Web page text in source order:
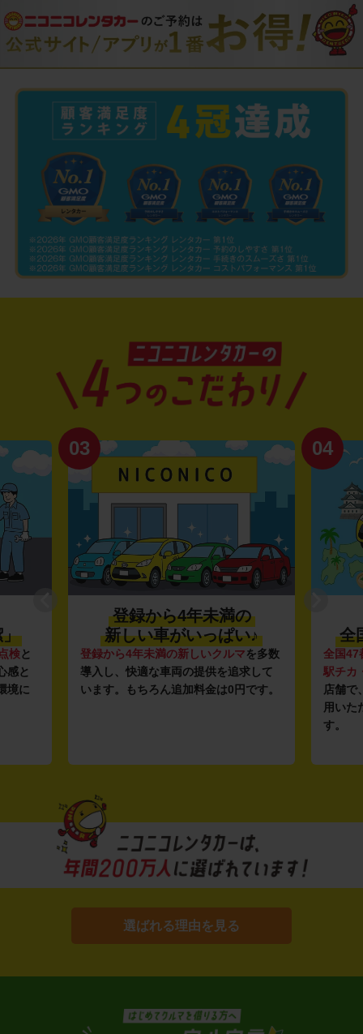
」
検と
感と
境に
03
登録から4年未満の
新しい車がいっぱい♪
登録から4年未満の新しいクルマを多数
導入し、快適な車両の提供を追求して
います。もちろん追加料金は0円です。
04
全
全国47
駅チカ
店舗で
用いた
す。
選ばれる理由を見る